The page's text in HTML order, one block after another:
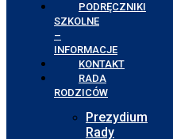
PODRĘCZNIKI
SZKOLNE
–
INFORMACJE
KONTAKT
RADA
RODZICÓW
Prezydium
Rady